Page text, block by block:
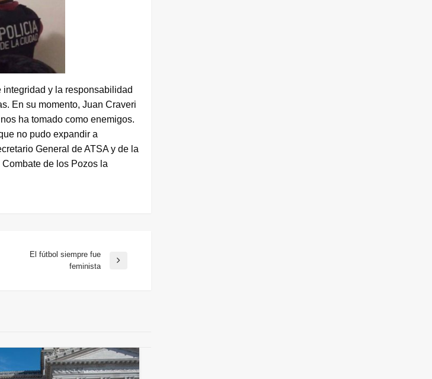
integridad y la responsabilidad
En su momento, Juan Craveri
ha tomado como enemigos.
no pudo expandir a
General de ATSA y de la
de los Pozos la
El fútbol siempre fue
feminista